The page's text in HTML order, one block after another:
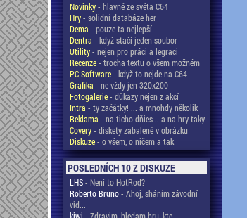
Novinky- hlavně ze světa C64
Hry- solidní databáze her
Dema - pouze ta nejlepší
Dentra - když stačí jeden soubor
Utility- nejen pro práci a legraci
Recenze- trocha textu o všem možném
PC Software- když to nejde na C64
Grafika - ne vždy jen 320x200
Fotogalerie- důkazy nejen z akcí
Intra - ty začátky! ... a mnohdy několik
Reklama - na ticho dňies .. a na hry taky
Covery- diskety zabalené v obrázku
Diskuze- o všem, o ničem a tak
POSLEDNÍCH 10 Z DISKUZE
LHS- Není to HotRod?
Roberto Bruno- Ahoj, sháním závodní
vid...